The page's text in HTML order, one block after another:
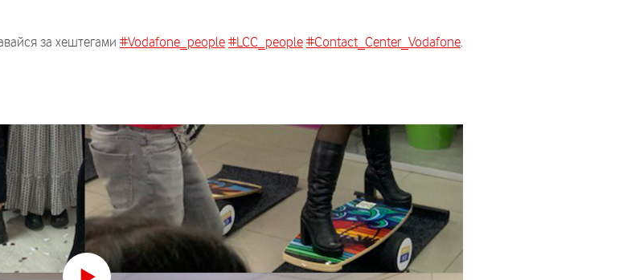
за хештегами #Vodafone_people #LCC_people #Contact_Center_Vodafone.